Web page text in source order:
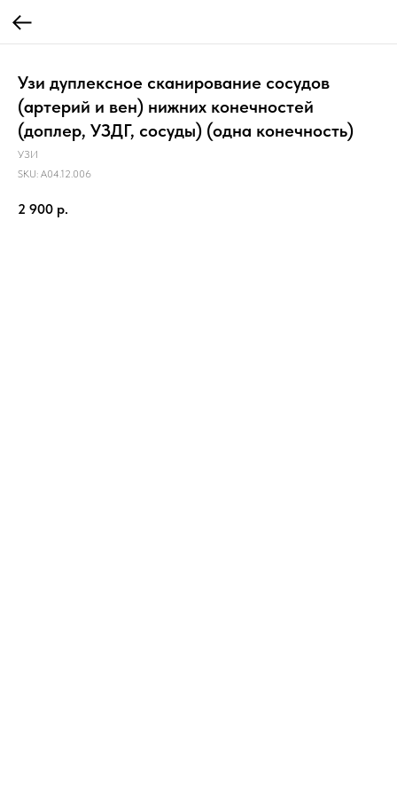
Узи дуплексное сканирование сосудов
(артерий и вен) нижних конечностей
(доплер, УЗДГ, сосуды) (одна конечность)
УЗИ
SKU: A04.12.006
2 900 р.